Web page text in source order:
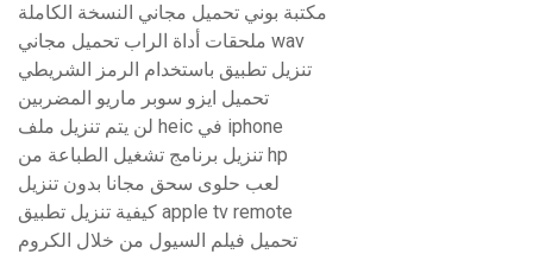
مكتبة بوني تحميل مجاني النسخة الكاملة
ملحقات أداة الراب تحميل مجاني wav
تنزيل تطبيق باستخدام الرمز الشريطي
تحميل ايزو سوبر ماريو المضربين
لن يتم تنزيل ملف heic في iphone
تنزيل برنامج تشغيل الطباعة من hp
لعب حلوى سحق مجانا بدون تنزيل
كيفية تنزيل تطبيق apple tv remote
تحميل فيلم السيول من خلال الكروم